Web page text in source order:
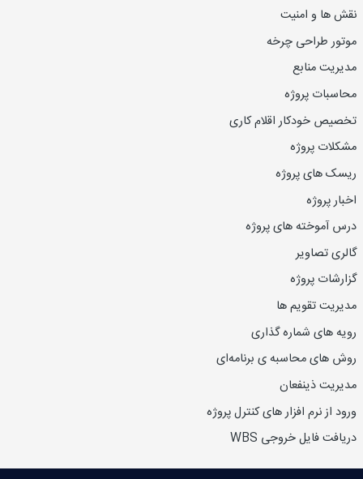
نقش ها و امنیت
موتور طراحی چرخه
مدیریت منابع
محاسبات پروژه
تخصیص خودکار اقلام کاری
مشکلات پروژه
ریسک های پروژه
اخبار پروژه
درس آموخته های پروژه
گالری تصاویر
گزارشات پروژه
مدیریت تقویم ها
رویه های شماره گذاری
روش های محاسبه ی برنامه‌ای
مدیریت ذینفعان
ورود از نرم افزار های کنترل پروژه
دریافت فایل خروجی WBS